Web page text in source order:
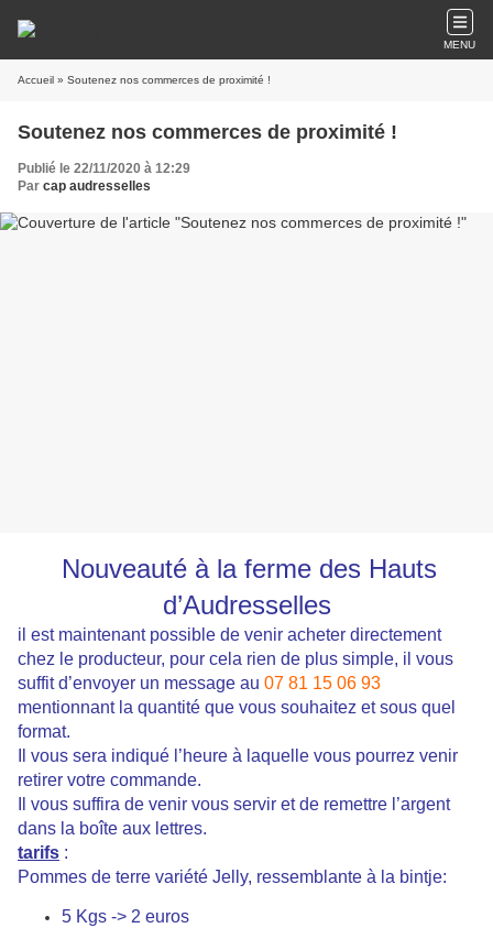
MENU
Accueil » Soutenez nos commerces de proximité !
Soutenez nos commerces de proximité !
Publié le 22/11/2020 à 12:29
Par cap audresselles
Nouveauté à la ferme des Hauts
d’Audresselles
il est maintenant possible de venir acheter directement
chez le producteur, pour cela rien de plus simple, il vous
suffit d’envoyer un message au 07 81 15 06 93
mentionnant la quantité que vous souhaitez et sous quel
format.
Il vous sera indiqué l’heure à laquelle vous pourrez venir
retirer votre commande.
Il vous suffira de venir vous servir et de remettre l’argent
dans la boîte aux lettres.
tarifs :
Pommes de terre variété Jelly, ressemblante à la bintje:
5 Kgs -> 2 euros